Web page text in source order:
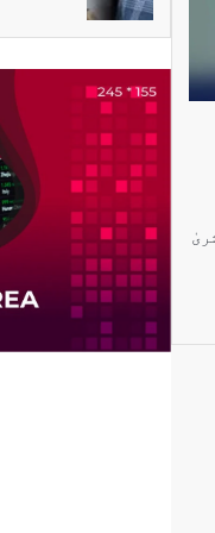
بشریٰ